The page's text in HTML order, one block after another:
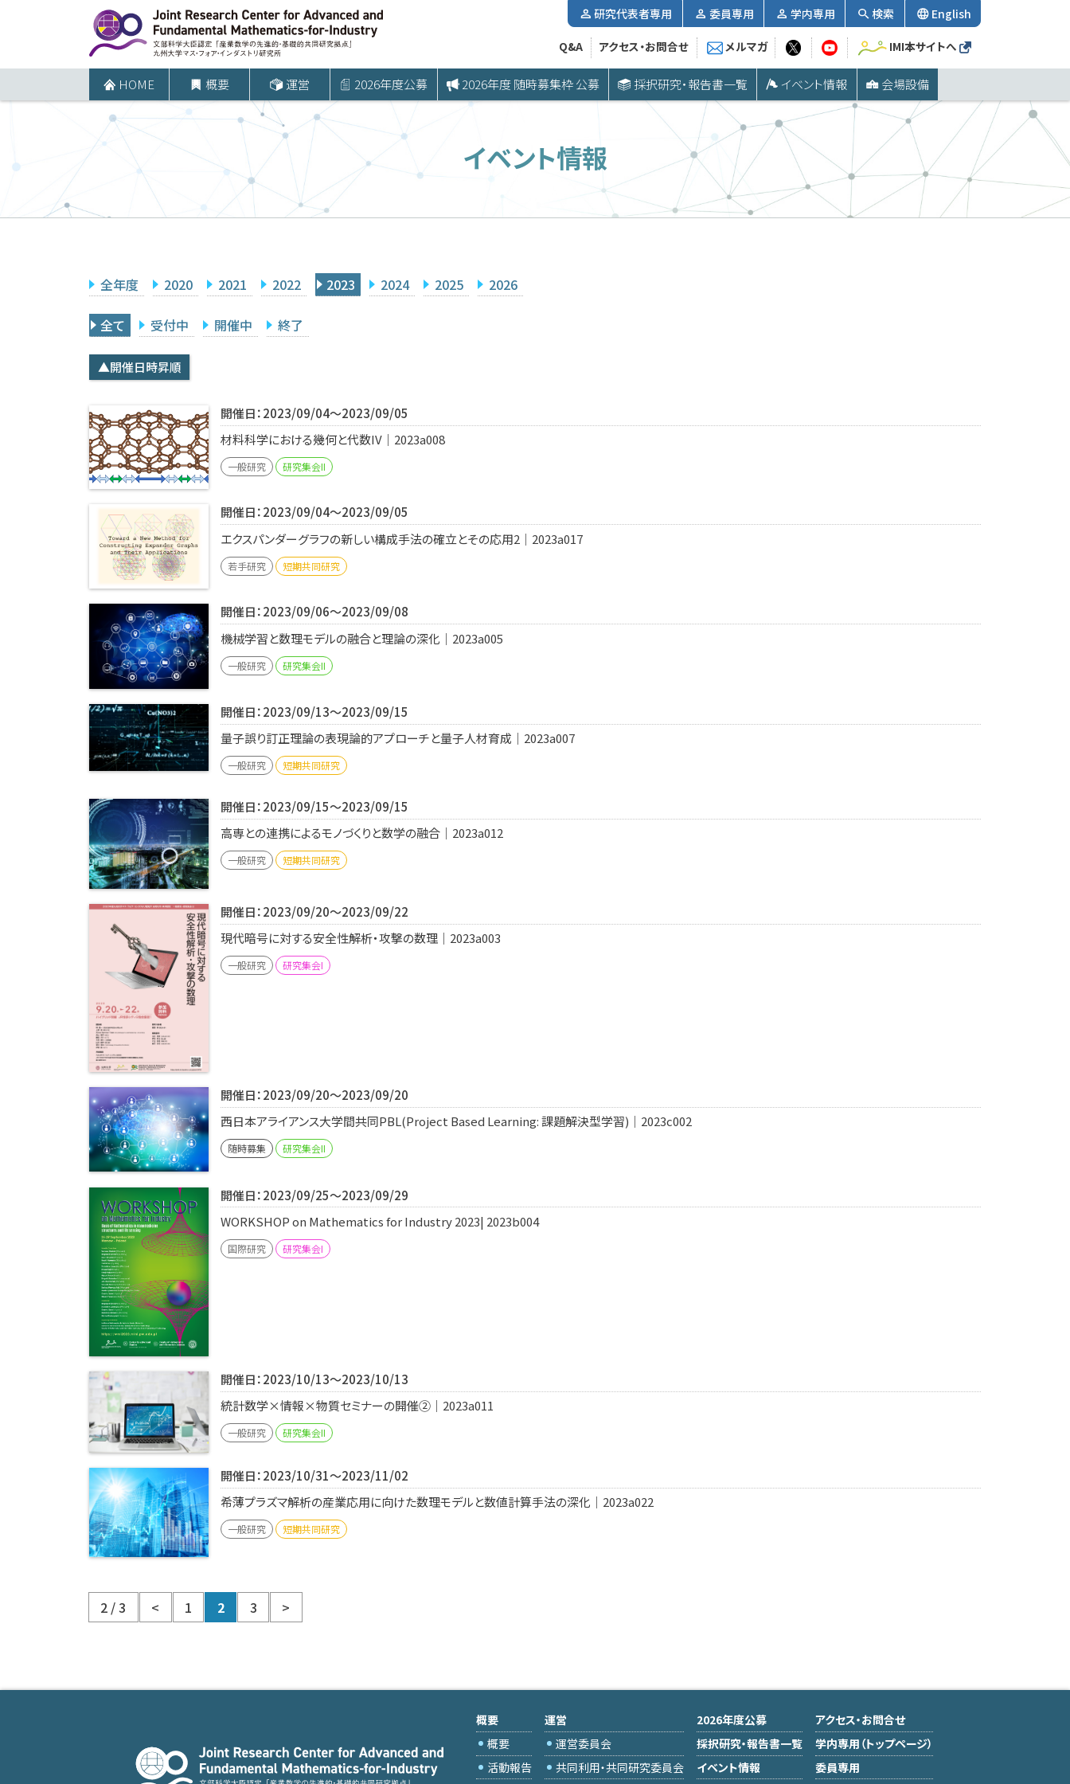
ツ
プ
HOME 概要 運営 2026年度公募 2026年度 随時募集枠 公募 採択研究・報告書一覧 イベント情報 会場設備
研究代表者専用 委員専用 学内専用 検索 English
Q&A アクセス・お問合せ メルマガ IMI本サイトへ
イベント情報
全年度 2020 2021 2022 2023 2024 2025 2026
全て 受付中 開催中 終了
▲開催日時昇順
開催日：2023/09/04～2023/09/05
材料科学における幾何と代数IV｜2023a008
一般研究 研究集会II
開催日：2023/09/04～2023/09/05
エクスパンダーグラフの新しい構成手法の確立とその応用2｜2023a017
若手研究 短期共同研究
開催日：2023/09/06～2023/09/08
機械学習と数理モデルの融合と理論の深化｜2023a005
一般研究 研究集会II
開催日：2023/09/13～2023/09/15
量子誤り訂正理論の表現論的アプローチと量子人材育成｜2023a007
一般研究 短期共同研究
開催日：2023/09/15～2023/09/15
高専との連携によるモノづくりと数学の融合｜2023a012
一般研究 短期共同研究
開催日：2023/09/20～2023/09/22
現代暗号に対する安全性解析・攻撃の数理｜2023a003
一般研究 研究集会I
開催日：2023/09/20～2023/09/20
西日本アライアンス大学間共同PBL(Project Based Learning: 課題解決型学習)｜2023c002
随時募集 研究集会II
開催日：2023/09/25～2023/09/29
WORKSHOP on Mathematics for Industry 2023| 2023b004
国際研究 研究集会I
開催日：2023/10/13～2023/10/13
統計数学×情報×物質セミナーの開催②｜2023a011
一般研究 研究集会II
開催日：2023/10/31～2023/11/02
希薄プラズマ解析の産業応用に向けた数理モデルと数値計算手法の深化｜2023a022
一般研究 短期共同研究
2 / 3 < 1 2 3 >
概要
概要
活動報告
運営
運営委員会
共同利用・共同研究委員会
2026年度公募
採択研究・報告書一覧
イベント情報
アクセス・お問合せ
学内専用（トップページ）
委員専用